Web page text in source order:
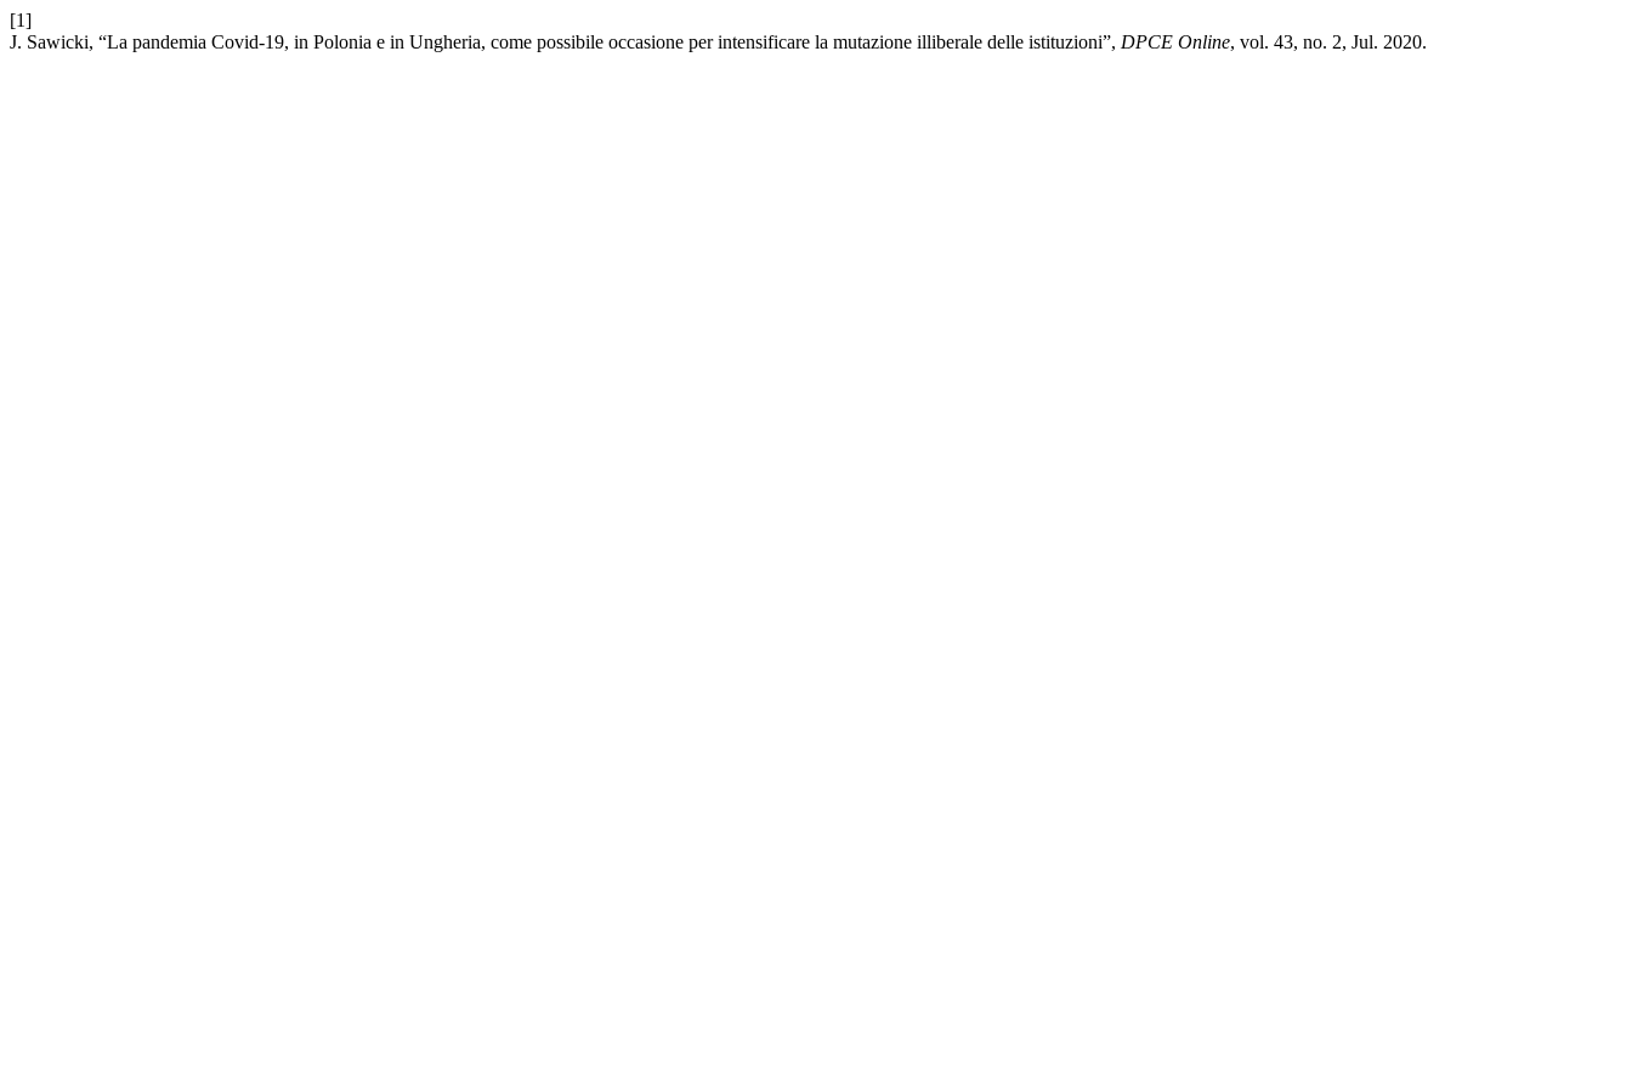
[1]
J. Sawicki, “La pandemia Covid-19, in Polonia e in Ungheria, come possibile occasione per intensificare la mutazione illiberale delle istituzioni”, DPCE Online, vol. 43, no. 2, Jul. 2020.